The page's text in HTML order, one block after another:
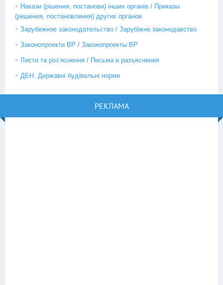
Накази (рішення, постанови) інших органів / Приказы
(решения, постановления) других органов
Зарубежное законодательство / Зарубіжне законодавство
Законопроекти ВР / Законопроекты ВР
Листи та роз’яснення / Письма и разъяснения
ДБН. Державні будівельні норми
РЕКЛАМА